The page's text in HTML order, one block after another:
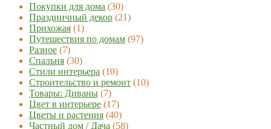
Покупки для дома (30)
Праздничный декор (21)
Прихожая (1)
Путешествия по домам (97)
Разное (7)
Спальня (30)
Стили интерьера (10)
Строительство и ремонт (10)
Товары: Диваны (7)
Цвет в интерьере (17)
Цветы и растения (40)
Частный дом / Дача (58)